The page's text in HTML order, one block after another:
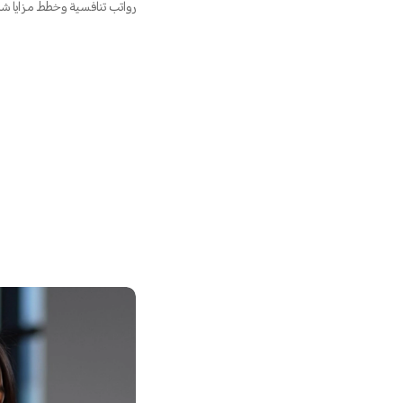
رواتب تنافسية وخطط مزايا